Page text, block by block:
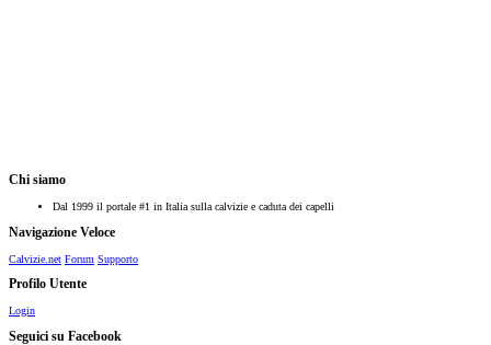
Chi siamo
Dal 1999 il portale #1 in Italia sulla calvizie e caduta dei capelli
Navigazione Veloce
Calvizie.net Forum Supporto
Profilo Utente
Login
Seguici su Facebook